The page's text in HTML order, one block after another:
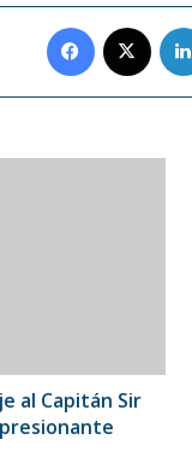
Facebook
al Capitán Sir